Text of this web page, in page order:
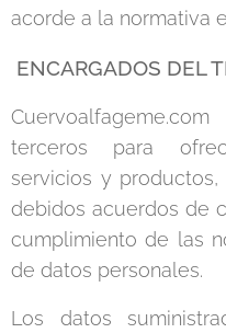
acorde a la normativa
ENCARGADOS DEL
terceros para
servicios y
debidos acuerdos de
cumplimiento de las
de datos personales.
Los datos